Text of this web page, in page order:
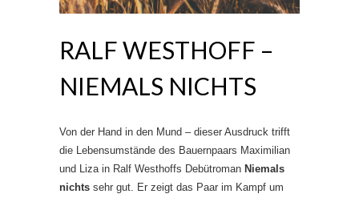
RALF WESTHOFF –
NIEMALS NICHTS
Von der Hand in den Mund – dieser Ausdruck trifft
die Lebensumstände des Bauernpaars Maximilian
und Liza in Ralf Westhoffs Debütroman Niemals
nichts sehr gut. Er zeigt das Paar im Kampf um